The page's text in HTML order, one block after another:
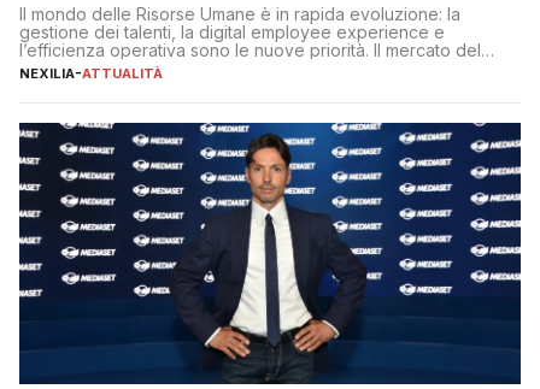
Il mondo delle Risorse Umane è in rapida evoluzione: la
gestione dei talenti, la digital employee experience e
l’efficienza operativa sono le nuove priorità. Il mercato del
lavoro, d’altra parte, è sempre più competitivo con una lotta
NEXILIA-ATTUALITÀ